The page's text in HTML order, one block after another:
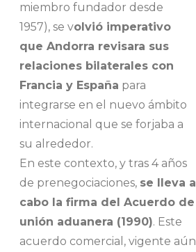
miembro fundador desde
1957), se volvió imperativo
que Andorra revisara sus
relaciones bilaterales con
Francia y España para
integrarse en el nuevo ámbito
internacional que se forjaba a
su alrededor.
En este contexto, y tras 4 años
de prenegociaciones, se lleva a
cabo la firma del Acuerdo de
unión aduanera (1990). Este
acuerdo comercial, vigente aún